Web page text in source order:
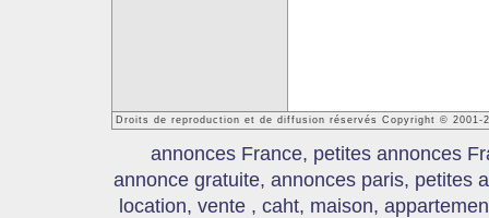
Droits de reproduction et de diffusion réservés Copyright © 2001-
annonces France, petites annonces
annonce gratuite, annonces paris, petites
location, vente , caht, maison,